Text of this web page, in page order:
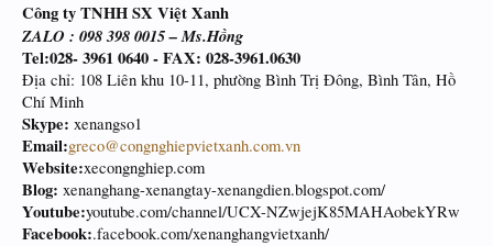
Công ty TNHH SX Việt Xanh
ZALO : 098 398 0015 – Ms.Hồng
Tel:028- 3961 0640 - FAX: 028-3961.0630
Địa chỉ: 108 Liên khu 10-11, phường Bình Trị Đông, Bình Tân, Hồ
Chí Minh
Skype: xenangso1
Email:greco@congnghiepvietxanh.com.vn
Website:xecongnghiep.com
Blog: xenanghang-xenangtay-xenangdien.blogspot.com/
Youtube:youtube.com/channel/UCX-NZwjejK85MAHAobekYRw
Facebook:.facebook.com/xenanghangvietxanh/